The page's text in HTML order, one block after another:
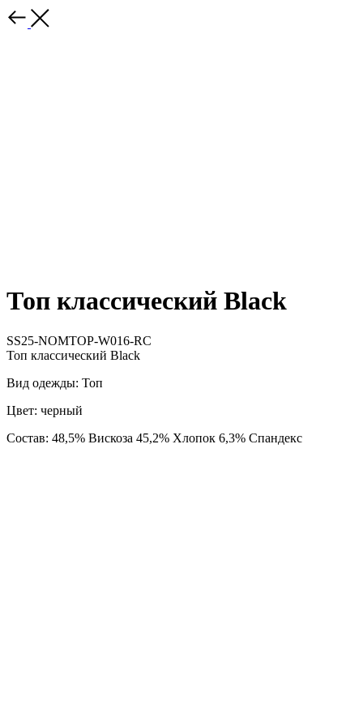
Топ классический Black
SS25-NOMTOP-W016-RC
Топ классический Black
Вид одежды: Топ
Цвет: черный
Состав: 48,5% Вискоза 45,2% Хлопок 6,3% Спандекс